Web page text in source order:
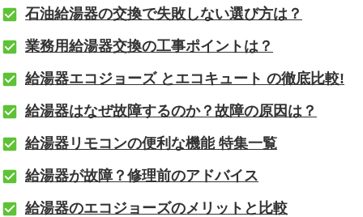
石油給湯器の交換で失敗しない選び方は？
業務用給湯器交換の工事ポイントは？
給湯器エコジョーズ とエコキュート の徹底比較!
給湯器はなぜ故障するのか？故障の原因は？
給湯器リモコンの便利な機能 特集一覧
給湯器が故障？修理前のアドバイス
給湯器のエコジョーズのメリットと比較